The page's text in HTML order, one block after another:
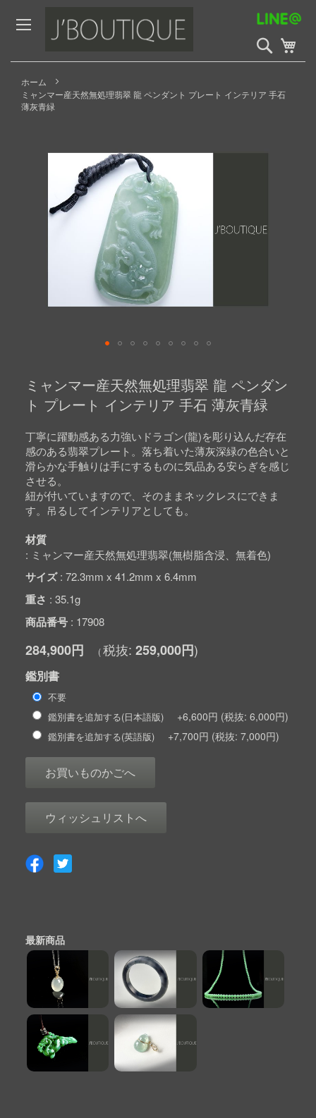
to
Content
検
索
開
ホーム
ミャンマー産天然無処理翡翠 龍 ペンダント プレート インテリア 手石
薄灰青緑
beginning
images
gallery
ミャンマー産天然無処理翡翠 龍 ペンダン
ト プレート インテリア 手石 薄灰青緑
丁寧に躍動感ある力強いドラゴン(龍)を彫り込んだ存在
感のある翡翠プレート。落ち着いた薄灰深緑の色合いと
滑らかな手触りは手にするものに気品ある安らぎを感じ
させる。
紐が付いていますので、そのままネックレスにできま
す。吊るしてインテリアとしても。
材質
ミャンマー産天然無処理翡翠(無樹脂含浸、無着色)
サイズ 72.3mm x 41.2mm x 6.4mm
重さ 35.1g
商品番号 17908
284,900円 259,000円
鑑別書
不要
鑑別書を追加する(日本語版)
+6,600円 6,000円
鑑別書を追加する(英語版) +7,700円 7,000円
お買いものかごへ
ウィッシュリストへ
最新商品